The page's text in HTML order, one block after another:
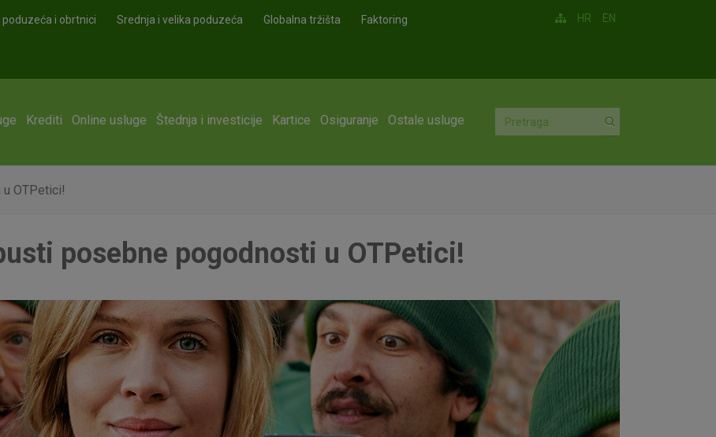
poduzeća i obrtnici Srednja i velika poduzeća Globalna tržišta Faktoring HR EN
Krediti Online usluge Štednja i investicije Kartice Osiguranje Ostale usluge
OTPetici!
posebne pogodnosti u OTPetici!